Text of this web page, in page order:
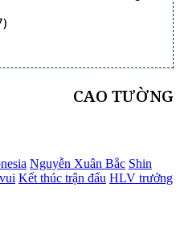
CAO TƯỜNG
Nguyễn Xuân Bắc Shin
Kết thúc trận đấu HLV trưởng